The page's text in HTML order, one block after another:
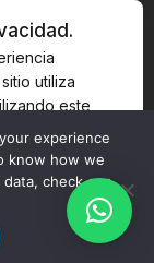
utiliza
este
política de
experience
know how we
check our